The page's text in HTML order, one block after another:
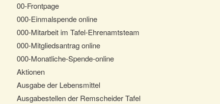
00-Frontpage
000-Einmalspende online
000-Mitarbeit im Tafel-Ehrenamtsteam
000-Mitgliedsantrag online
000-Monatliche-Spende-online
Aktionen
Ausgabe der Lebensmittel
Ausgabestellen der Remscheider Tafel